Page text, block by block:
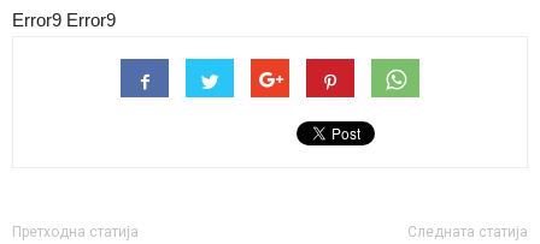
Error9 Error9
Претходна статија Следната статија